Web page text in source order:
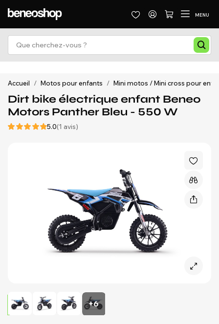
MENU
Accueil / Motos pour enfants / Mini motos / Mini cross pour
Dirt bike électrique enfant Beneo
Motors Panther Bleu - 550 W
5.0(1 avis)
+6